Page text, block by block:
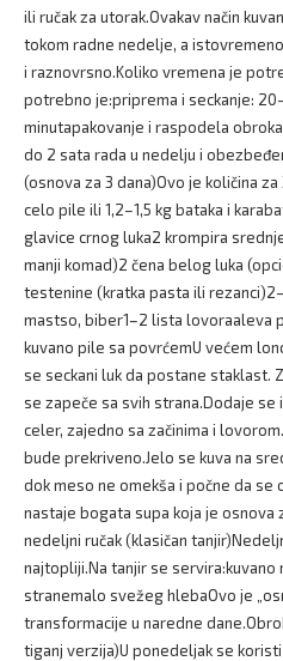
ili ručak za utorak.Ovakav način
tokom radne nedelje, a
i raznovrsno.Koliko vremena je
potrebno je:priprema i seckanje:
minutapakovanje i raspodela
do 2 sata rada u nedelju i
(osnova za 3 dana)Ovo je količina
celo pile ili 1,2–1,5 kg bataka i
glavice crnog luka2 krompira
manji komad)2 čena belog luka
testenine (kratka pasta ili
mastso, biber1–2 lista lovoraaleva
kuvano pile sa povrćemU većem
se seckani luk da postane staklast.
se zapeče sa svih strana.Dodaje se
celer, zajedno sa začinima i
bude prekriveno.Jelo se kuva na
dok meso ne omekša i počne da se
nastaje bogata supa koja je osnova
nedeljni ručak (klasičan
najtopliji.Na tanjir se servira:kuvano
stranemalo svežeg hlebaOvo je
transformacije u naredne
tiganj verzija)U ponedeljak se